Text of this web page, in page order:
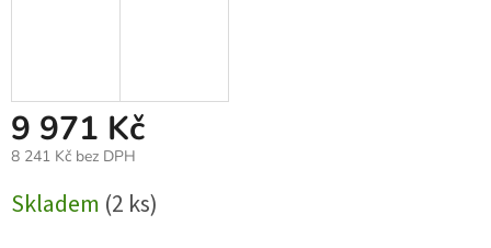
9 971 Kč
8 241 Kč bez DPH
cena:
Skladem (2 ks)